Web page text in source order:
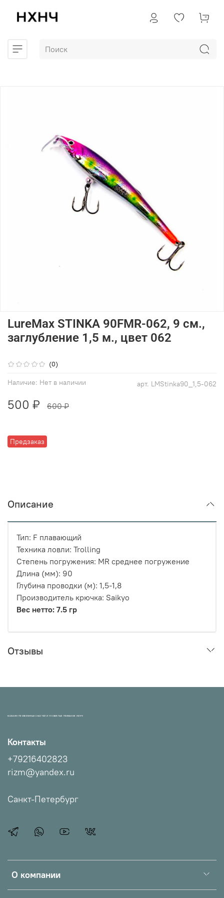
(0)
арт. LMStinka90_1,5-062
Наличие: Нет в наличии
Предзаказ
LureMax STINKA 90FMR-062, 9 см.,
заглубление 1,5 м., цвет 062
500 ₽ 600 ₽
Описание
Тип: F плавающий
Техника ловли: Trolling
Степень погружения: MR среднее погружение
Длина (мм): 90
Глубина проводки (м): 1,5-1,8
Производитель крючка: Saikyo
Вес нетто: 7.5 гр
Отзывы
МАГАЗИН ПРОВЕРЕННЫХ СНАСТЕЙ И УЛОВИСТЫХ ПРИМАНОК НХНЧ!
О компании
Контакты
+79216402823
rizm@yandex.ru
Санкт-Петербург